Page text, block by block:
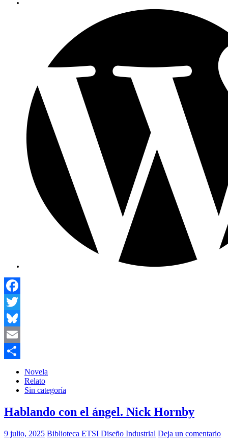
Facebook
Twitter
Bluesky
Email
Compartir
Novela
Relato
Sin categoría
Hablando con el ángel. Nick Hornby
9 julio, 2025 Biblioteca ETSI Diseño Industrial Deja un comentario